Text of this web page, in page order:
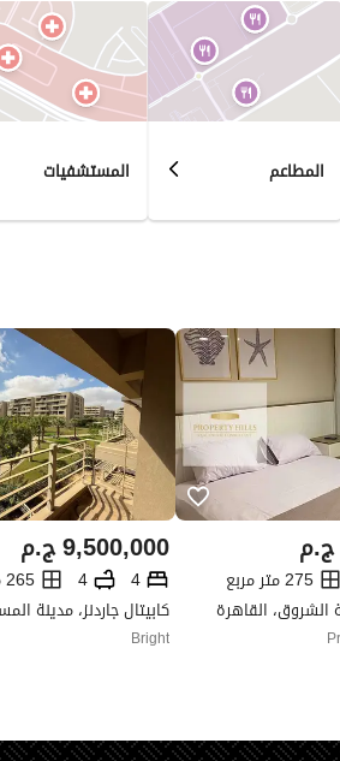
المطاعم المستشفيات
ج.م
275 متر مربع
الشروق، القاهرة
ج.م9,500,000
4
4
265 متر مربع
كابيتال جاردنز، مدينة
Bright